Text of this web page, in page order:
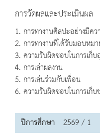
การวัดผลและประเมินผล
1. การทางานศิลปะอย่างมีค
2. การทางานที่ได้รับมอบหมา
3. ความรับผิดชอบในการเก็
4. การเล่าผลงาน
5. การเล่นร่วมกับเพื่อน
6. ความรับผิดชอบในการเก็บ
ปีการศึกษา 2569 / 1